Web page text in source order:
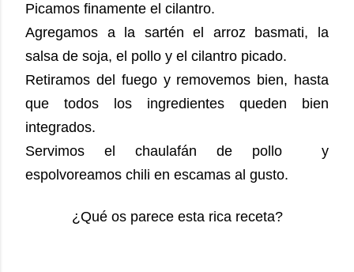
Picamos finamente el cilantro.
Agregamos a la sartén el arroz basmati, la
salsa de soja, el pollo y el cilantro picado.
Retiramos del fuego y removemos bien, hasta
que todos los ingredientes queden bien
integrados.
Servimos el chaulafán de pollo y
espolvoreamos chili en escamas al gusto.
¿Qué os parece esta rica receta?